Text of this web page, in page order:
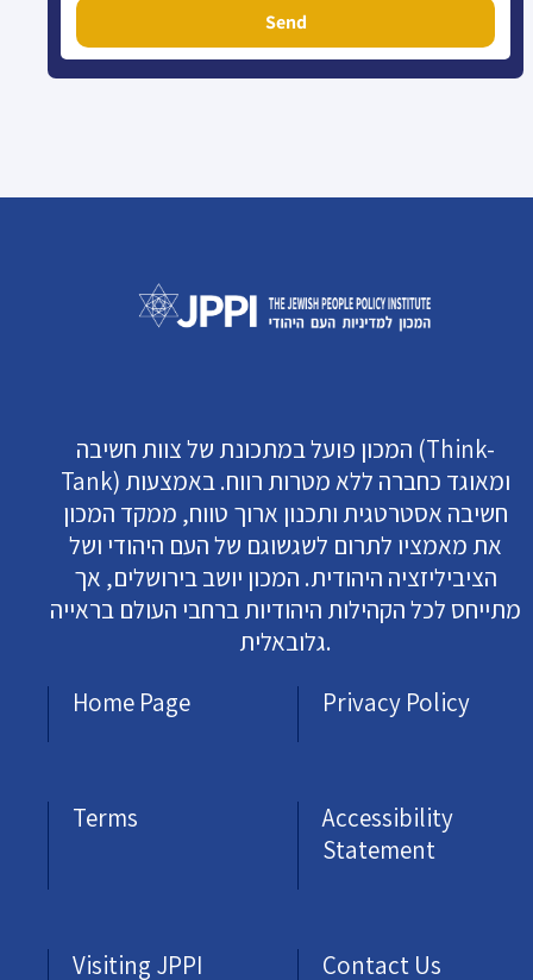
Send
המכון פועל במתכונת של צוות חשיבה (Think-
Tank) ומאוגד כחברה ללא מטרות רווח. באמצעות
חשיבה אסטרטגית ותכנון ארוך טווח, ממקד המכון
את מאמציו לתרום לשגשוגם של העם היהודי ושל
הציביליזציה היהודית. המכון יושב בירושלים, אך
מתייחס לכל הקהילות היהודיות ברחבי העולם בראייה
גלובאלית.
Home Page
Privacy Policy
Terms
Accessibility
Statement
Visiting JPPI Contact Us